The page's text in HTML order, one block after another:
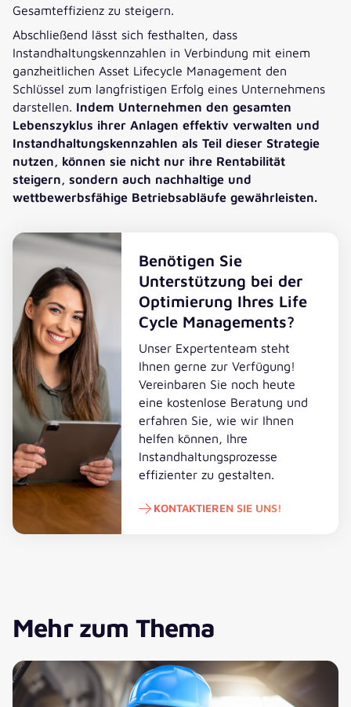
Gesamteffizienz zu steigern.
Abschließend lässt sich festhalten, dass
Instandhaltungskennzahlen in Verbindung mit einem
ganzheitlichen Asset Lifecycle Management den
Schlüssel zum langfristigen Erfolg eines Unternehmens
darstellen. Indem Unternehmen den gesamten
Lebenszyklus ihrer Anlagen effektiv verwalten und
Instandhaltungskennzahlen als Teil dieser Strategie
nutzen, können sie nicht nur ihre Rentabilität
steigern, sondern auch nachhaltige und
wettbewerbsfähige Betriebsabläufe gewährleisten.
Benötigen Sie
Unterstützung bei der
Optimierung Ihres Life
Cycle Managements?
Unser Expertenteam steht
Ihnen gerne zur Verfügung!
Vereinbaren Sie noch heute
eine kostenlose Beratung und
erfahren Sie, wie wir Ihnen
helfen können, Ihre
Instandhaltungsprozesse
effizienter zu gestalten.
KONTAKTIEREN SIE UNS!
Mehr zum Thema